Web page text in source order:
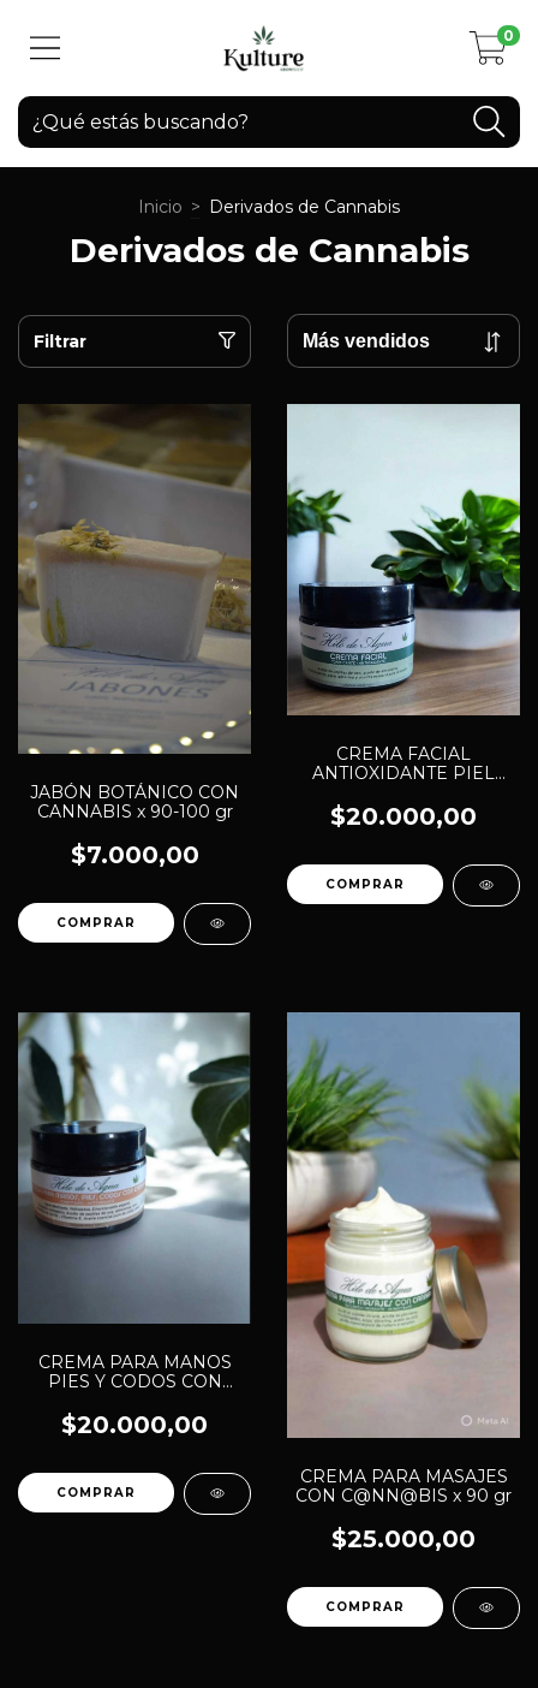
0
Inicio > Derivados de Cannabis
Derivados de Cannabis
Filtrar
JABÓN BOTÁNICO CON
CANNABIS x 90-100 gr
$7.000,00
CREMA FACIAL
ANTIOXIDANTE PIEL
50 gr
$20.000,00
CREMA PARA MANOS
PIES Y CODOS CON
$20.000,00
CREMA PARA MASAJES
CON C@NN@BIS x 90 gr
$25.000,00